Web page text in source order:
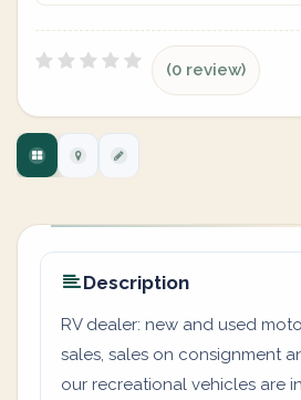
(0 review)
Description
RV dealer: new and used
sales, sales on consignment
our recreational vehicles are